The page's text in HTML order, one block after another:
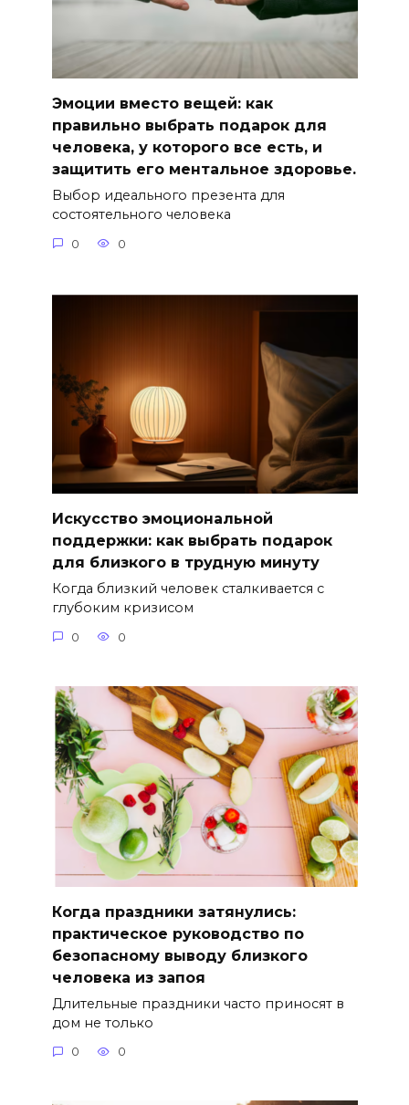
Эмоции вместо вещей: как
правильно выбрать подарок для
человека, у которого все есть, и
защитить его ментальное здоровье.
Выбор идеального презента для
состоятельного человека
0 0
Искусство эмоциональной
поддержки: как выбрать подарок
для близкого в трудную минуту
Когда близкий человек сталкивается с
глубоким кризисом
0 0
Когда праздники затянулись:
практическое руководство по
безопасному выводу близкого
человека из запоя
Длительные праздники часто приносят в
дом не только
0 0